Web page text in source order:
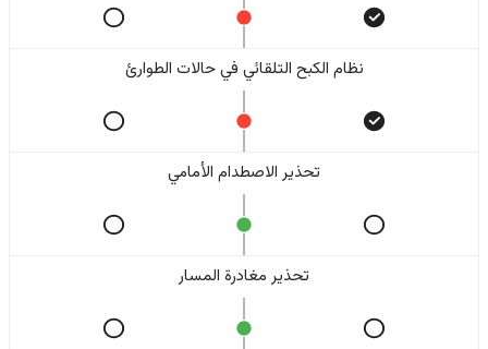
نظام الكبح التلقائي في حالات الطوارئ
تحذير الاصطدام الأمامي
تحذير مغادرة المسار